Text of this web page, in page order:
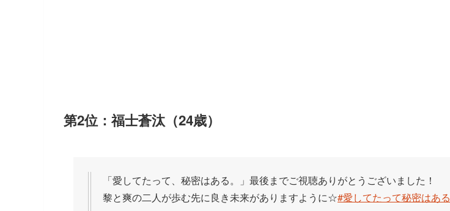
第2位：福士蒼汰（24歳）
「愛してたって、秘密はある。」最後までご視聴ありがとうございました！
黎と爽の二人が歩む先に良き未来がありますように☆#愛してたって秘密はある